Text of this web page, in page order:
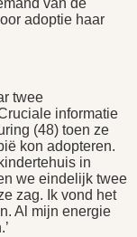
van de
adoptie haar
twee
informatie
(48) toen ze
kon adopteren.
in
we eindelijk twee
zag. Ik vond het
Al mijn energie